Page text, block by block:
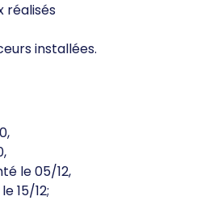
réalisés
installées.
le 05/12,
15/12;